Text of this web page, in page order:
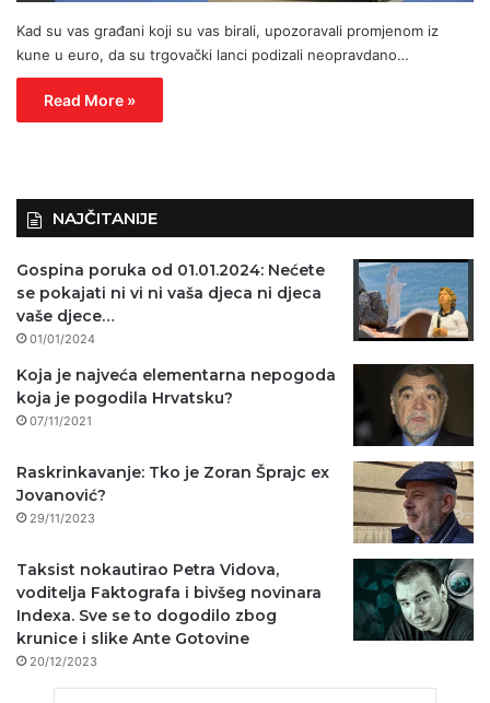
Kad su vas građani koji su vas birali, upozoravali promjenom iz
kune u euro, da su trgovački lanci podizali neopravdano…
Read More »
NAJČITANIJE
Gospina poruka od 01.01.2024: Nećete
se pokajati ni vi ni vaša djeca ni djeca
vaše djece…
01/01/2024
Koja je najveća elementarna nepogoda
koja je pogodila Hrvatsku?
07/11/2021
Raskrinkavanje: Tko je Zoran Šprajc ex
Jovanović?
29/11/2023
Taksist nokautirao Petra Vidova,
voditelja Faktografa i bivšeg novinara
Indexa. Sve se to dogodilo zbog
krunice i slike Ante Gotovine
20/12/2023